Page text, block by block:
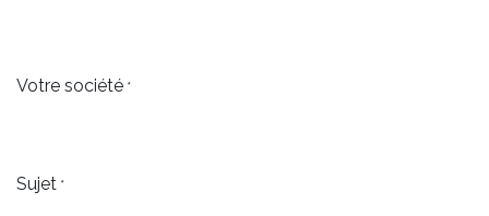
Votre société *
Sujet *